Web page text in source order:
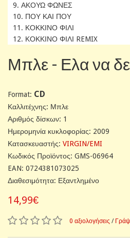
9. ΑΚΟΥΩ ΦΩΝΕΣ
10. ΠΟΥ ΚΑΙ ΠΟΥ
11. ΚΟΚΚΙΝΟ ΦΙΛΙ
12. ΚΟΚΚΙΝΟ ΦΙΛΙ REMIX
Μπλε - Ελα να
Format: CD
Καλλιτέχνης: Μπλε
Αριθμός δίσκων: 1
Ημερομηνία κυκλοφορίας: 2009
Κατασκευαστής: VIRGIN/EMI
Κωδικός Προϊόντος: GMS-06964
EAN: 0724381073025
Διαθεσιμότητα: Εξαντλημένο
14,99€
0 αξιολογήσεις /